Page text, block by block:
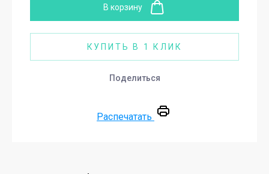
В корзину
КУПИТЬ В 1 КЛИК
Поделиться
Распечатать